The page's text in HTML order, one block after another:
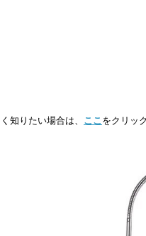
知りたい場合は、 ここ をクリッ